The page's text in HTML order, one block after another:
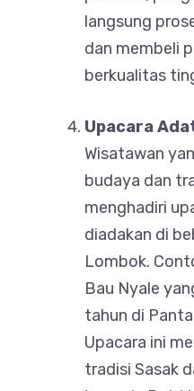
langsung
dan membeli
berkualitas
Upacara
Wisatawan
budaya dan
menghadiri
diadakan di
Lombok.
Bau Nyale
tahun di
Upacara ini
tradisi Sasak